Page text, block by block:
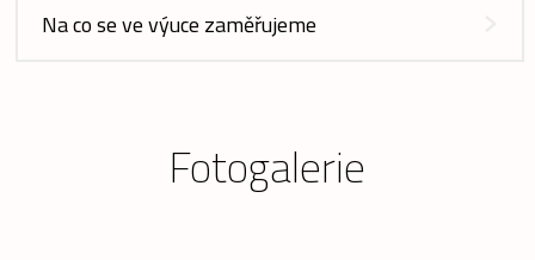
Na co se ve výuce zaměřujeme
Fotogalerie